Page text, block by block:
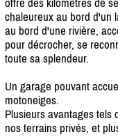
chaleureux au bord d'un
au bord d'une rivière,
pour décrocher, se
toute sa splendeur.
Un garage pouvant
motoneiges.
Plusieurs avantages tels
nos terrains privés, et